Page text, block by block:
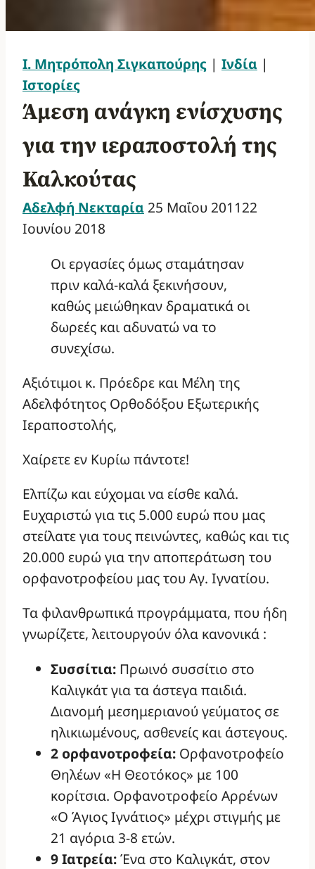
Ι. Μητρόπολη Σιγκαπούρης | Ινδία |
Ιστορίες
Άμεση ανάγκη ενίσχυσης
για την ιεραποστολή της
Καλκούτας
Αδελφή Νεκταρία 25 Μαΐου 201122
Ιουνίου 2018
Οι εργασίες όμως σταμάτησαν
πριν καλά-καλά ξεκινήσουν,
καθώς μειώθηκαν δραματικά οι
δωρεές και αδυνατώ να το
συνεχίσω.
Αξιότιμοι κ. Πρόεδρε και Μέλη της
Αδελφότητος Ορθοδόξου Εξωτερικής
Ιεραποστολής,
Χαίρετε εν Κυρίω πάντοτε!
Ελπίζω και εύχομαι να είσθε καλά.
Ευχαριστώ για τις 5.000 ευρώ που μας
στείλατε για τους πεινώντες, καθώς και τις
20.000 ευρώ για την αποπεράτωση του
ορφανοτροφείου μας του Αγ. Ιγνατίου.
Τα φιλανθρωπικά προγράμματα, που ήδη
γνωρίζετε, λειτουργούν όλα κανονικά :
Συσσίτια: Πρωινό συσσίτιο στο
Καλιγκάτ για τα άστεγα παιδιά.
Διανομή μεσημεριανού γεύματος σε
ηλικιωμένους, ασθενείς και άστεγους.
2 ορφανοτροφεία: Ορφανοτροφείο
Θηλέων «Η Θεοτόκος» με 100
κορίτσια. Ορφανοτροφείο Αρρένων
«Ο Άγιος Ιγνάτιος» μέχρι στιγμής με
21 αγόρια 3-8 ετών.
9 Ιατρεία:Ένα στο Καλιγκάτ, στον